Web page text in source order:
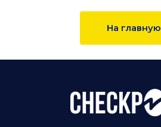
На главную